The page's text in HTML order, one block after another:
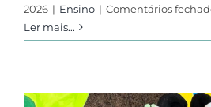
2026 | Ensino | Comentários
Ler mais...